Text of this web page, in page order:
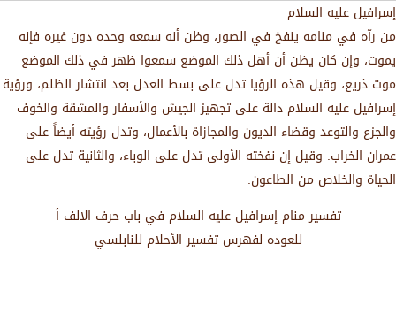
إسرافيل عليه السلام
من رآه في منامه ينفخ في الصور، وظن أنه سمعه وحده دون غيره فإنه
يموت، وإن كان يظن أن أهل ذلك الموضع سمعوا ظهر في ذلك الموضع
موت ذريع، وقيل هذه الرؤيا تدل على بسط العدل بعد انتشار الظلم، ورؤية
إسرافيل عليه السلام دالة على تجهيز الجيش والأسفار والمشقة والخوف
والجزع والتوعد وقضاء الديون والمجازاة بالأعمال، وتدل رؤيته أيضاً على
عمران الخراب. وقيل إن نفخته الأولى تدل على الوباء، والثانية تدل على
الحياة والخلاص من الطاعون.
تفسير منام إسرافيل عليه السلام في باب حرف الالف أ
للعوده لفهرس تفسير الأحلام للنابلسي